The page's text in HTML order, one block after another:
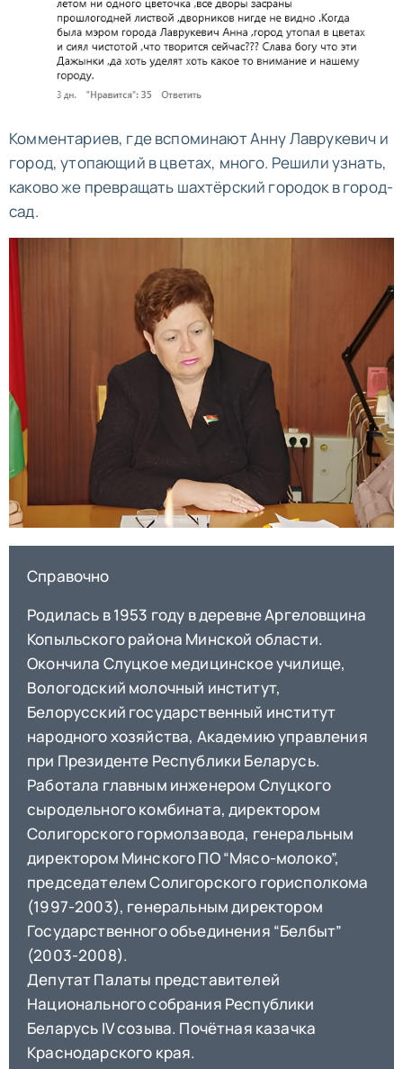
Комментариев, где вспоминают Анну Лаврукевич и
город, утопающий в цветах, много. Решили узнать,
каково же превращать шахтёрский городок в город-
сад.
Справочно
Родилась в 1953 году в деревне Аргеловщина
Копыльского района Минской области.
Окончила Слуцкое медицинское училище,
Вологодский молочный институт,
Белорусский государственный институт
народного хозяйства, Академию управления
при Президенте Республики Беларусь.
Работала главным инженером Слуцкого
сыродельного комбината, директором
Солигорского гормолзавода, генеральным
директором Минского ПО “Мясо-молоко”,
председателем Солигорского горисполкома
(1997-2003), генеральным директором
Государственного объединения “Белбыт”
(2003-2008).
Депутат Палаты представителей
Национального собрания Республики
Беларусь IV созыва. Почётная казачка
Краснодарского края.